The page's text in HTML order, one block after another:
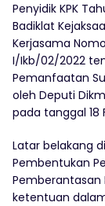
Penyidik KPK
Badiklat
Kerjasama
I/Ikb/02/2022
Pemanfaatan
oleh Deputi
pada tanggal 18
Latar belakang
Pembentukan
Pemberantasan
ketentuan dalam